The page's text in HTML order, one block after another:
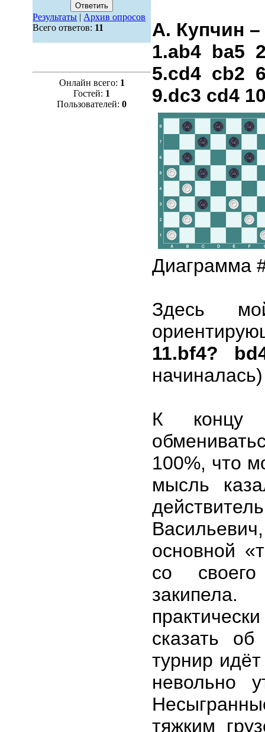
Результаты | Архив опросов
Всего ответов: 11
Онлайн всего: 1
Гостей: 1
Пользователей:0
А. Купчин
1.ab4 ba5
5.cd4 cb2
9.dc3 cd4
Диаграмма
Здесь
11.bf4?
К концу
100%, что
мысль
основной
со
сказать об
турнир
невольно
тяжким